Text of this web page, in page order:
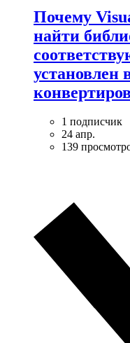
Почему
найти
установлен
1 подписчик
24 апр.
139